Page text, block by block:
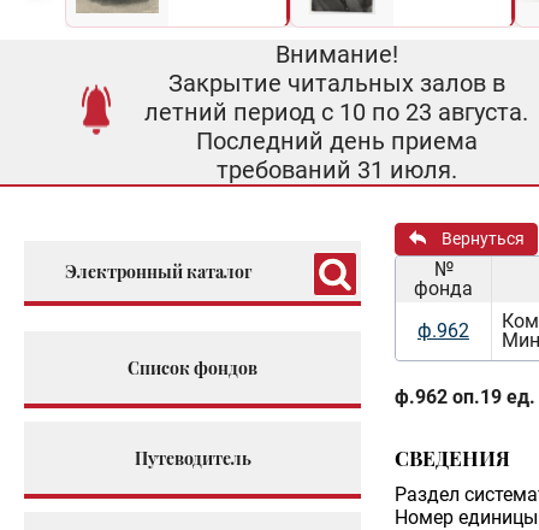
Внимание!
Закрытие читальных залов в
летний период с 10 по 23 августа.
Последний день приема
требований 31 июля.
Электронный каталог
Список фондов
Путеводитель
Вернуться
№
фонда
ф.962
ф.962 оп.19 ед.
СВЕДЕНИЯ
Раздел
Номер единицы